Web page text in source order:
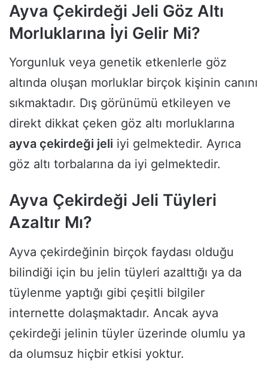
Ayva Çekirdeği Jeli Göz Altı
Morluklarına İyi Gelir Mi?
Yorgunluk veya genetik etkenlerle göz
altında oluşan morluklar birçok kişinin canını
sıkmaktadır. Dış görünümü etkileyen ve
direkt dikkat çeken göz altı morluklarına
ayva çekirdeği jeli iyi gelmektedir. Ayrıca
göz altı torbalarına da iyi gelmektedir.
Ayva Çekirdeği Jeli Tüyleri
Azaltır Mı?
Ayva çekirdeğinin birçok faydası olduğu
bilindiği için bu jelin tüyleri azalttığı ya da
tüylenme yaptığı gibi çeşitli bilgiler
internette dolaşmaktadır. Ancak ayva
çekirdeği jelinin tüyler üzerinde olumlu ya
da olumsuz hiçbir etkisi yoktur.